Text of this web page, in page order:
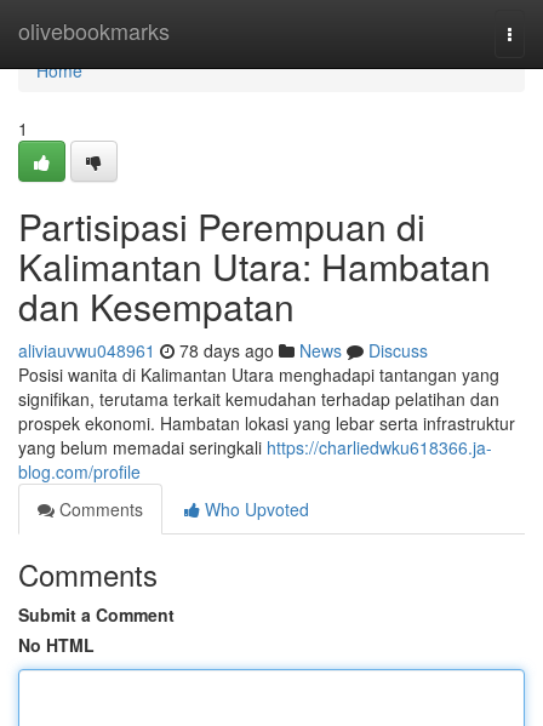
olivebookmarks
Home
Home
1
Partisipasi Perempuan di
Kalimantan Utara: Hambatan
dan Kesempatan
aliviauvwu048961 78 days ago News
Discuss
Posisi wanita di Kalimantan Utara menghadapi tantangan yang
signifikan, terutama terkait kemudahan terhadap pelatihan dan
prospek ekonomi. Hambatan lokasi yang lebar serta infrastruktur
yang belum memadai seringkali https://charliedwku618366.ja-
blog.com/profile
Comments
Who Upvoted
Comments
Submit a Comment
No HTML